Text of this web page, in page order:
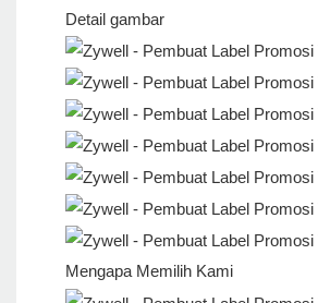
Detail gambar
Mengapa Memilih Kami